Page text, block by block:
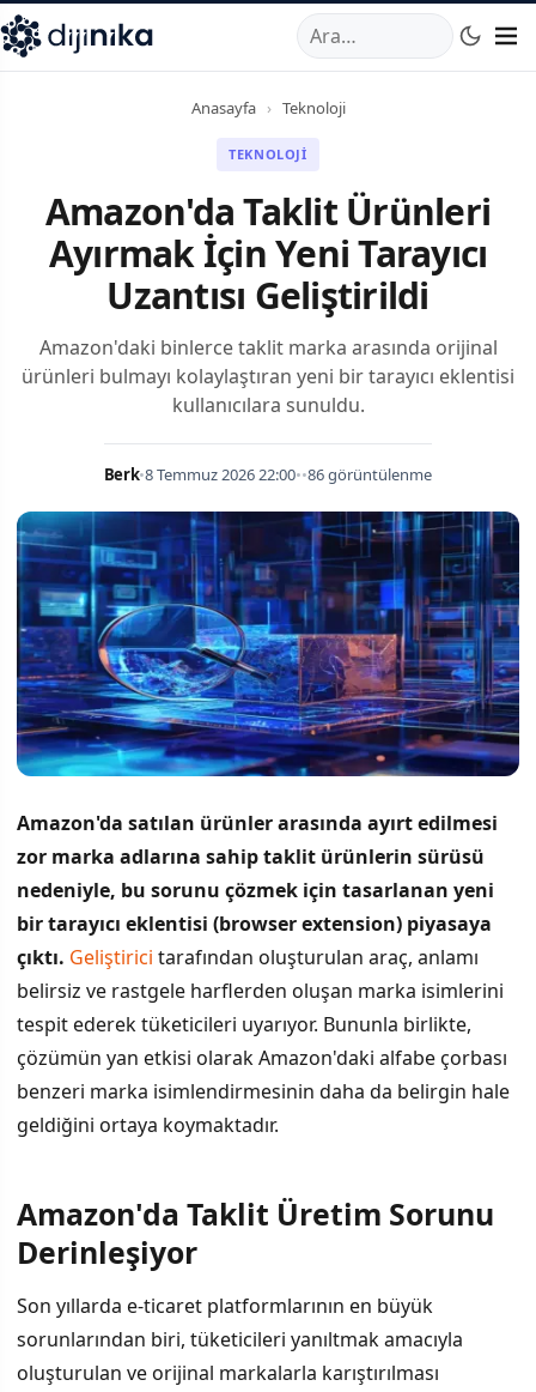
,Marmara Mahallesi,Beylikdüzü34520TRTelefon:0850
Anasayfa › Teknoloji
TEKNOLOJI
Amazon'da Taklit Ürünleri
Ayırmak İçin Yeni Tarayıcı
Uzantısı Geliştirildi
Amazon'daki binlerce taklit marka arasında orijinal
ürünleri bulmayı kolaylaştıran yeni bir tarayıcı eklentisi
kullanıcılara sunuldu.
Berk•8 Temmuz 2026 22:00••86 görüntülenme
Amazon'da satılan ürünler arasında ayırt edilmesi
zor marka adlarına sahip taklit ürünlerin sürüsü
nedeniyle, bu sorunu çözmek için tasarlanan yeni
bir tarayıcı eklentisi (browser extension) piyasaya
çıktı. Geliştirici tarafından oluşturulan araç, anlamı
belirsiz ve rastgele harflerden oluşan marka isimlerini
tespit ederek tüketicileri uyarıyor. Bununla birlikte,
çözümün yan etkisi olarak Amazon'daki alfabe çorbası
benzeri marka isimlendirmesinin daha da belirgin hale
geldiğini ortaya koymaktadır.
İÇINDEKILER
Yeni Eklenti Nasıl Çalışıyor?
Amazon'da Taklit Üretim Sorunu
Derinleşiyor
Son yıllarda e-ticaret platformlarının en büyük
sorunlarından biri, tüketicileri yanıltmak amacıyla
oluşturulan ve orijinal markalarla karıştırılması